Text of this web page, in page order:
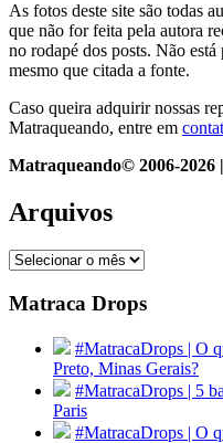
As fotos deste site são todas
que não for feita pela autora
no rodapé dos posts. Não
mesmo que citada a fonte.
Caso queira adquirir nossas
Matraqueando, entre em
Matraqueando© 2006-2026
Arquivos
Arquivos
Matraca Drops
#MatracaDrops | O
Preto, Minas Gerais?
#MatracaDrops | 5
Paris
#MatracaDrops | O